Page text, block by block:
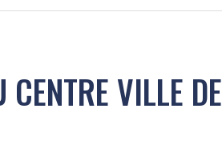
VILLE DE